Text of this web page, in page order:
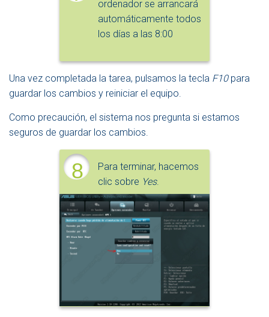
ordenador se arrancará
automáticamente todos
los días a las 8:00
Una vez completada la tarea, pulsamos la tecla F10para
guardar los cambios y reiniciar el equipo.
Como precaución, el sistema nos pregunta si estamos
seguros de guardar los cambios.
8
Para terminar, hacemos
clic sobre Yes.